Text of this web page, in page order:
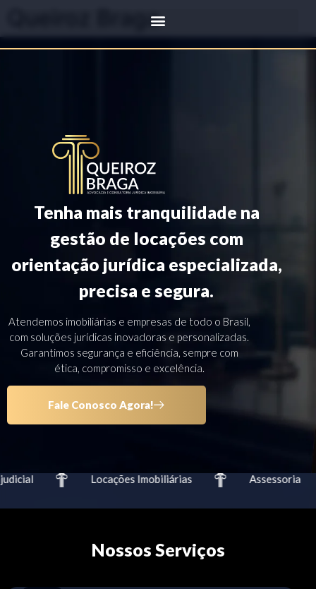
Queiroz Braga
Tenha mais tranquilidade na
gestão de locações com
orientação jurídica especializada,
precisa e segura.
Atendemos imobiliárias e empresas de todo o Brasil,
com soluções jurídicas inovadoras e personalizadas.
Garantimos segurança e eficiência, sempre com
ética, compromisso e excelência.
Fale Conosco Agora!
Locações Imobiliárias Assessoria
Nossos Serviços